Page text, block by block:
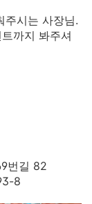
주시는 사장님.
까지 봐주셔
번길 82
8